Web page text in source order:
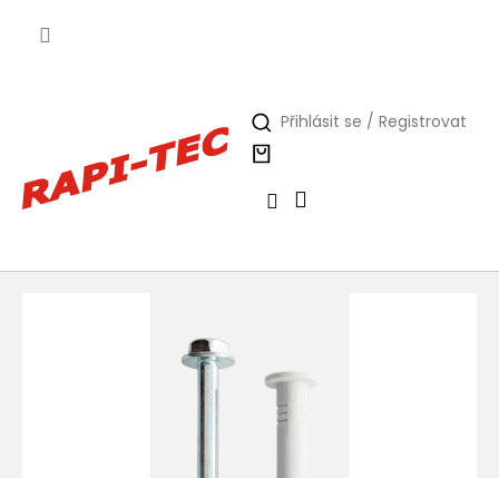
Přihlásit se / Registrovat